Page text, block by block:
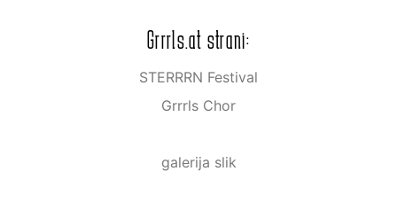
Grrrls.at strani:
STERRRN Festival
Grrrls Chor
galerija slik